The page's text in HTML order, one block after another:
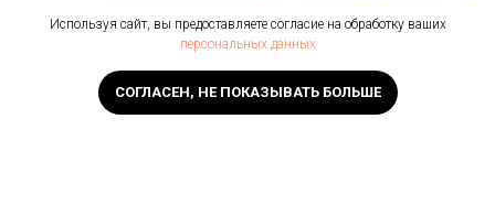
Используя сайт, вы предоставляете согласие на обработку ваших
персональных данных
СОГЛАСЕН, НЕ ПОКАЗЫВАТЬ БОЛЬШЕ